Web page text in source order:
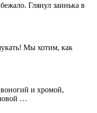
Глянул заинька в
Мы хотим, как
и хромой,
…